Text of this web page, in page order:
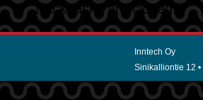
trackbacks are closed.
Inntech Oy
Sinikalliontie 12